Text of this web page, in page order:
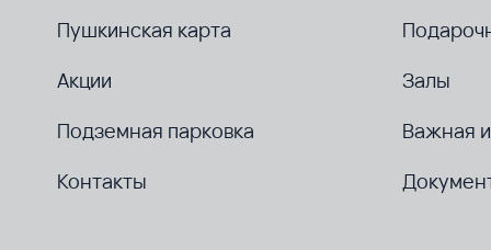
Пушкинская карта
Акции
Залы
Подземная парковка
Важная
Контакты